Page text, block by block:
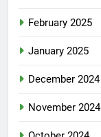
February 2025
January 2025
December 2024
November 2024